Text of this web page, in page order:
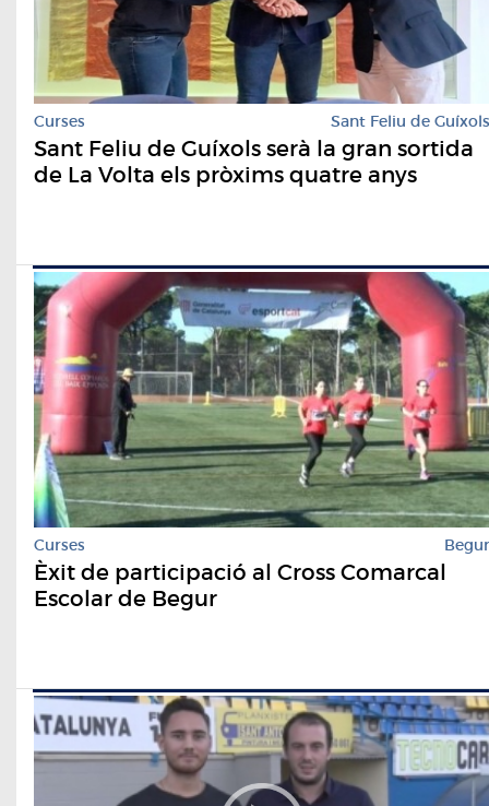
Curses Sant Feliu de Guíxols
Sant Feliu de Guíxols serà la gran sortida
de La Volta els pròxims quatre anys
Curses Begur
Èxit de participació al Cross Comarcal
Escolar de Begur